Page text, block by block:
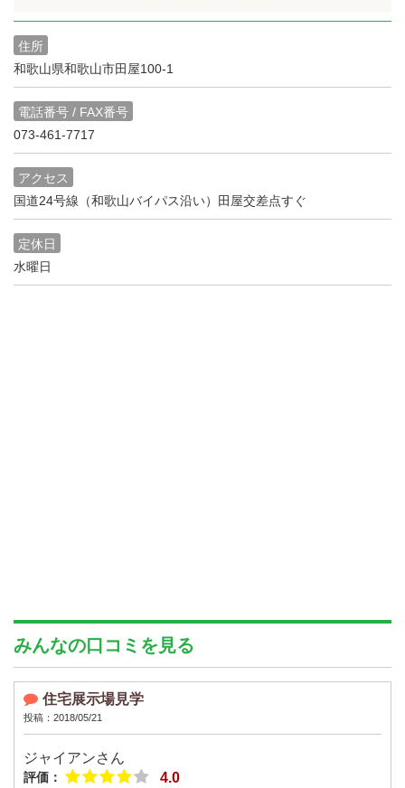
住所
和歌山県和歌山市田屋100-1
電話番号 / FAX番号
073-461-7717
アクセス
国道24号線（和歌山バイパス沿い）田屋交差点すぐ
定休日
水曜日
みんなの口コミを見る
住宅展示場見学
投稿：2018/05/21
ジャイアンさん
評価： 4.0